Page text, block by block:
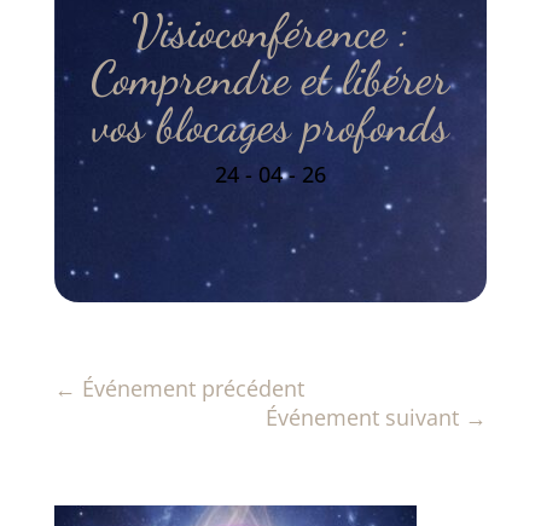
Visioconférence :
Comprendre et libérer
vos blocages profonds
24 - 04 - 26
← Événement précédent
Événement suivant →